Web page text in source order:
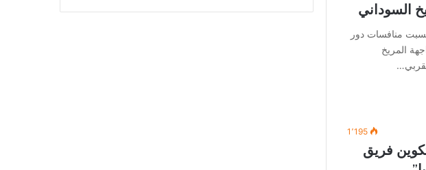
السوداني
منافسات دور
المريخ
1٬195
فريق